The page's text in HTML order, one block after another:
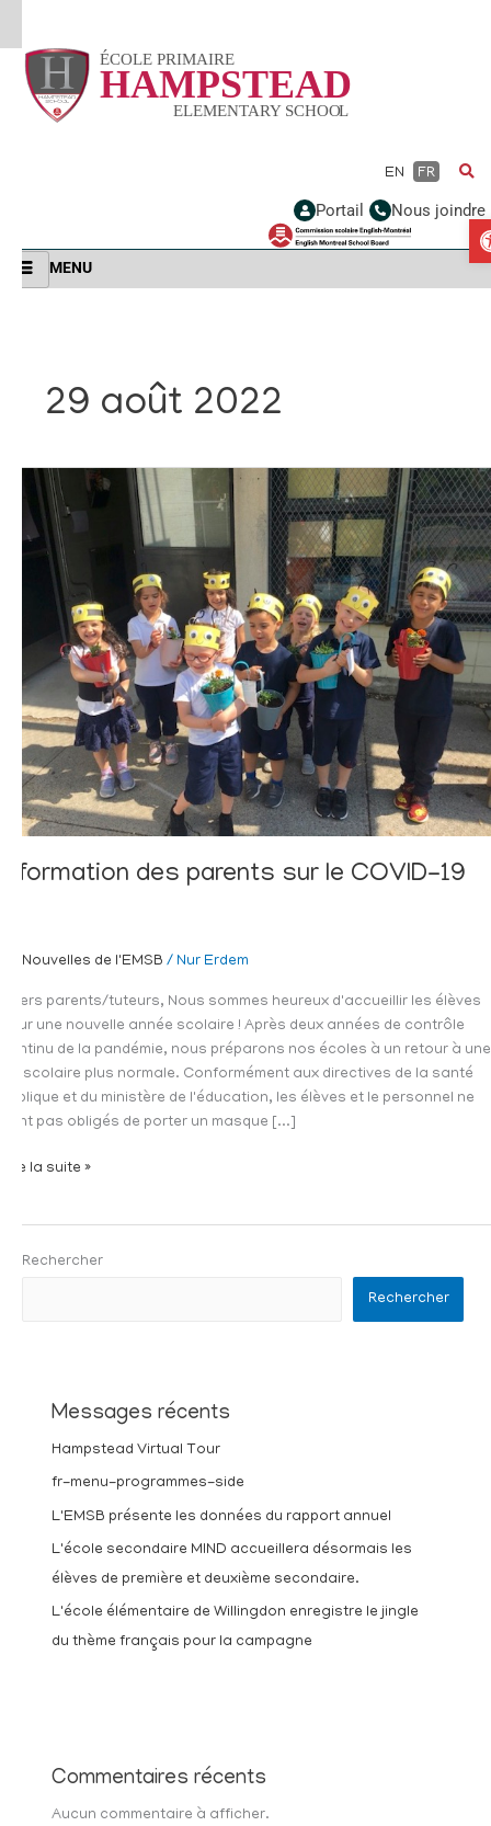
EN FR
Portail Nous joindre
MENU
29 août 2022
Information des parents sur le COVID-19
Nouvelles de l'EMSB / Nur Erdem
Chers parents/tuteurs, Nous sommes heureux d'accueillir les élèves
pour une nouvelle année scolaire ! Après deux années de contrôle
continu de la pandémie, nous préparons nos écoles à un retour à une
vie scolaire plus normale. Conformément aux directives de la santé
publique et du ministère de l'éducation, les élèves et le personnel ne
sont pas obligés de porter un masque [...]
Information
parents
Lire la suite »
Rechercher
Rechercher
Messages récents
Hampstead Virtual Tour
fr-menu-programmes-side
L'EMSB présente les données du rapport annuel
L'école secondaire MIND accueillera désormais les
élèves de première et deuxième secondaire.
L'école élémentaire de Willingdon enregistre le jingle
du thème français pour la campagne
Commentaires récents
Aucun commentaire à afficher.